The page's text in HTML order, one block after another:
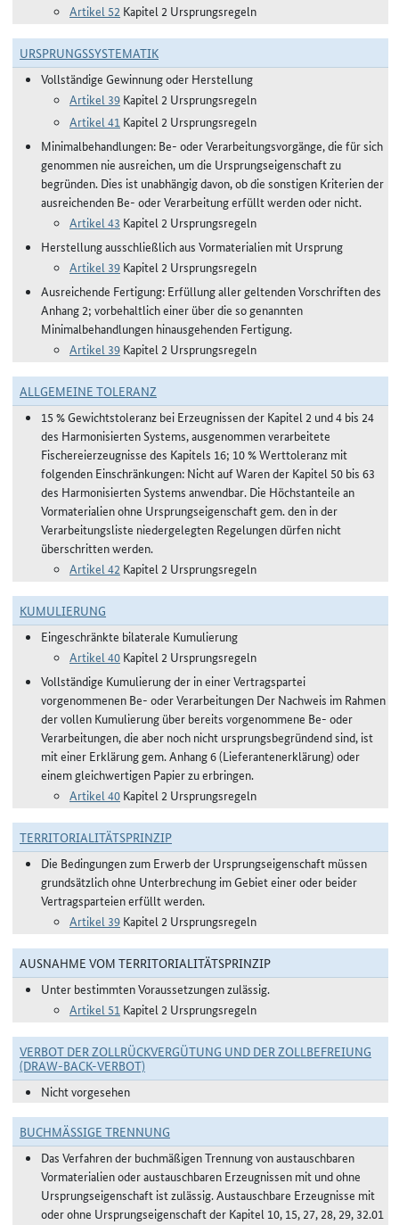
Artikel 52 Kapitel 2 Ursprungsregeln
URSPRUNGSSYSTEMATIK
Vollständige Gewinnung oder Herstellung
Artikel 39 Kapitel 2 Ursprungsregeln
Artikel 41 Kapitel 2 Ursprungsregeln
Minimalbehandlungen: Be- oder Verarbeitungsvorgänge, die für sich
genommen nie ausreichen, um die Ursprungseigenschaft zu
begründen. Dies ist unabhängig davon, ob die sonstigen Kriterien der
ausreichenden Be- oder Verarbeitung erfüllt werden oder nicht.
Artikel 43 Kapitel 2 Ursprungsregeln
Herstellung ausschließlich aus Vormaterialien mit Ursprung
Artikel 39 Kapitel 2 Ursprungsregeln
Ausreichende Fertigung: Erfüllung aller geltenden Vorschriften des
Anhang 2; vorbehaltlich einer über die so genannten
Minimalbehandlungen hinausgehenden Fertigung.
Artikel 39 Kapitel 2 Ursprungsregeln
ALLGEMEINE TOLERANZ
15 % Gewichtstoleranz bei Erzeugnissen der Kapitel 2 und 4 bis 24
des Harmonisierten Systems, ausgenommen verarbeitete
Fischereierzeugnisse des Kapitels 16; 10 % Werttoleranz mit
folgenden Einschränkungen: Nicht auf Waren der Kapitel 50 bis 63
des Harmonisierten Systems anwendbar. Die Höchstanteile an
Vormaterialien ohne Ursprungseigenschaft gem. den in der
Verarbeitungsliste niedergelegten Regelungen dürfen nicht
überschritten werden.
Artikel 42 Kapitel 2 Ursprungsregeln
KUMULIERUNG
Eingeschränkte bilaterale Kumulierung
Artikel 40 Kapitel 2 Ursprungsregeln
Vollständige Kumulierung der in einer Vertragspartei
vorgenommenen Be- oder Verarbeitungen Der Nachweis im Rahmen
der vollen Kumulierung über bereits vorgenommene Be- oder
Verarbeitungen, die aber noch nicht ursprungsbegründend sind, ist
mit einer Erklärung gem. Anhang 6 (Lieferantenerklärung) oder
einem gleichwertigen Papier zu erbringen.
Artikel 40 Kapitel 2 Ursprungsregeln
TERRITORIALITÄTSPRINZIP
Die Bedingungen zum Erwerb der Ursprungseigenschaft müssen
grundsätzlich ohne Unterbrechung im Gebiet einer oder beider
Vertragsparteien erfüllt werden.
Artikel 39 Kapitel 2 Ursprungsregeln
AUSNAHME VOM TERRITORIALITÄTSPRINZIP
Unter bestimmten Voraussetzungen zulässig.
Artikel 51 Kapitel 2 Ursprungsregeln
VERBOT DER ZOLLRÜCKVERGÜTUNG UND DER ZOLLBEFREIUNG
(DRAW-BACK-VERBOT)
Nicht vorgesehen
BUCHMÄSSIGE TRENNUNG
Das Verfahren der buchmäßigen Trennung von austauschbaren
Vormaterialien oder austauschbaren Erzeugnissen mit und ohne
Ursprungseigenschaft ist zulässig. Austauschbare Erzeugnisse mit
oder ohne Ursprungseigenschaft der Kapitel 10, 15, 27, 28, 29, 32.01